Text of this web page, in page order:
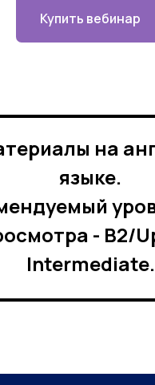
Купить вебинар
на
языке.
- В2/
Intermediate.